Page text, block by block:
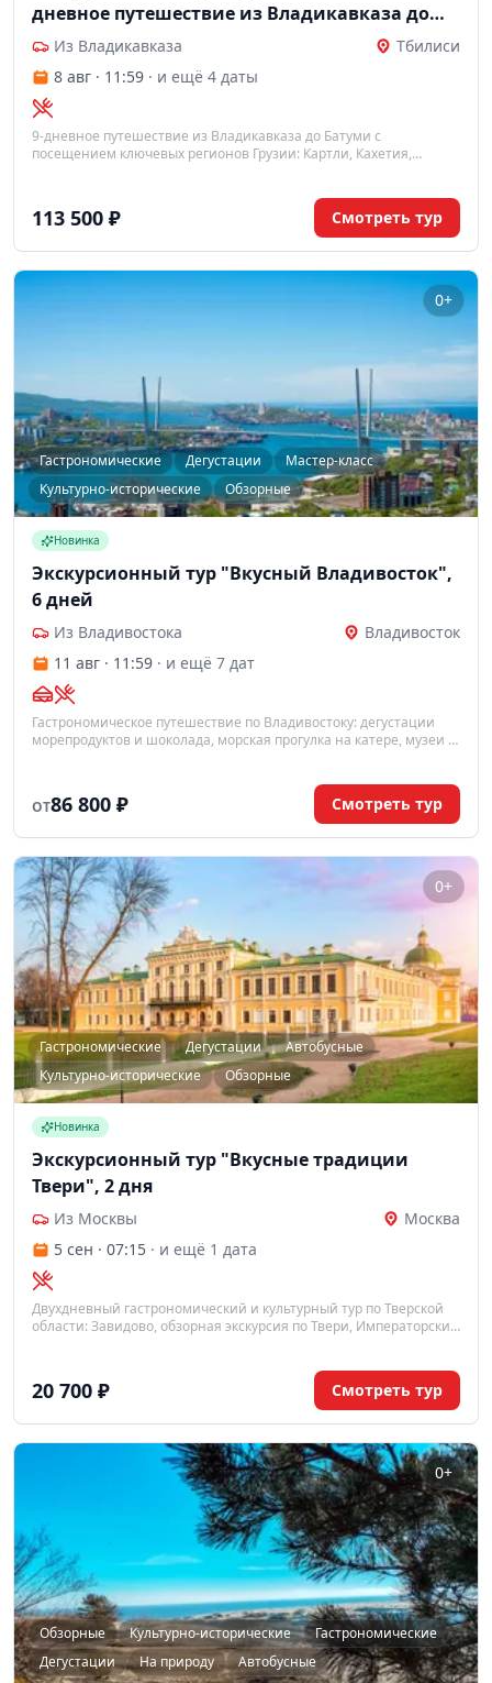
дневное путешествие из Владикавказа до
Батуми", 9 дней
Из Владикавказа
Тбилиси
8 авг · 11:59 · и ещё 4 даты
9-дневное путешествие из Владикавказа до Батуми с
посещением ключевых регионов Грузии: Картли, Кахетия,
113 500 ₽ Смотреть тур
0+
Гастрономические Дегустации
Мастер-класс
Культурно-исторические
Обзорные
Новинка
Экскурсионный тур "Вкусный Владивосток",
6 дней
Из Владивостока
Владивосток
11 авг · 11:59 · и ещё 7 дат
Гастрономическое путешествие по Владивостоку: дегустации
морепродуктов и шоколада, морская прогулка на катере, музеи и
ОТ86 800 ₽ Смотреть тур
0+
Гастрономические Дегустации
Автобусные
Культурно-исторические
Обзорные
Новинка
Экскурсионный тур "Вкусные традиции
Твери", 2 дня
Из Москвы
Москва
5 сен · 07:15 · и ещё 1 дата
Двухдневный гастрономический и культурный тур по Тверской
области: Завидово, обзорная экскурсия по Твери, Императорский
20 700 ₽ Смотреть тур
0+
Обзорные Культурно-исторические
Гастрономические
Дегустации
На природу Автобусные